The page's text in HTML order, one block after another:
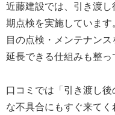
近藤建設では、引き渡
期点検を実施していま
目の点検・メンテナン
延長できる仕組みも整っ
口コミでは「引き渡し
な不具合にもすぐ来てく